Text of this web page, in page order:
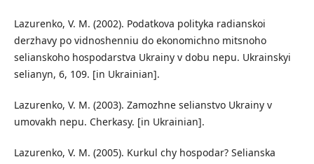
Lazurenko, V. M. (2002). Podatkova polityka radianskoi
derzhavy po vidnoshenniu do ekonomichno mitsnoho
selianskoho hospodarstva Ukrainy v dobu nepu. Ukrainskyi
selianyn, 6, 109. [in Ukrainian].
Lazurenko, V. M. (2003). Zamozhne selianstvo Ukrainy v
umovakh nepu. Cherkasy. [in Ukrainian].
Lazurenko, V. M. (2005). Kurkul chy hospodar? Selianska